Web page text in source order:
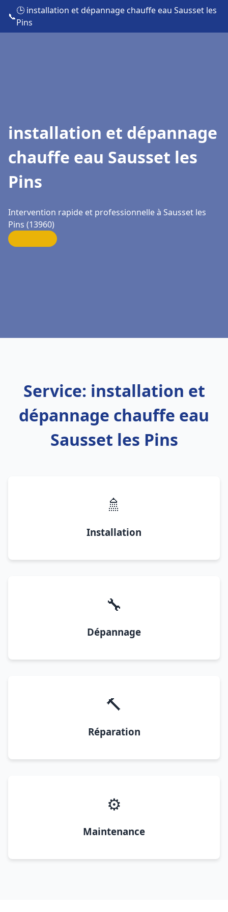
📞
🕒 installation et dépannage chauffe eau Sausset les
Pins
installation et dépannage
chauffe eau Sausset les
Pins
Intervention rapide et professionnelle à Sausset les
Pins (13960)
Service: installation et
dépannage chauffe eau
Sausset les Pins
🚿
Installation
🔧
Dépannage
🔨
Réparation
⚙️
Maintenance